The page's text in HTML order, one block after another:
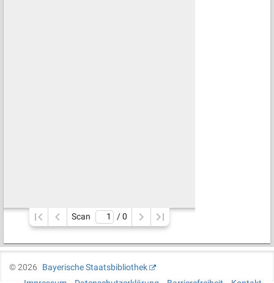
Scan / 0
©2026
Bayerische Staatsbibliothek